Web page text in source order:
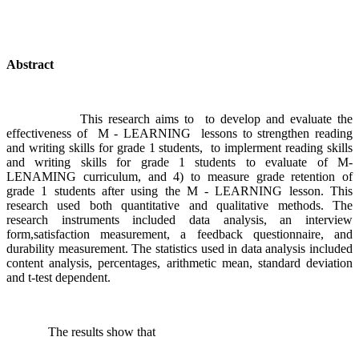
Abstract
This research aims to to develop and evaluate the
effectiveness of M - LEARNING lessons to strengthen reading
and writing skills for grade 1 students, to implerment reading skills
and writing skills for grade 1 students to evaluate of M-
LENAMING curriculum, and 4) to measure grade retention of
grade 1 students after using the M - LEARNING lesson. This
research used both quantitative and qualitative methods. The
research instruments included data analysis, an interview
form,satisfaction measurement, a feedback questionnaire, and
durability measurement. The statistics used in data analysis included
content analysis, percentages, arithmetic mean, standard deviation
and t-test dependent.
The results show that